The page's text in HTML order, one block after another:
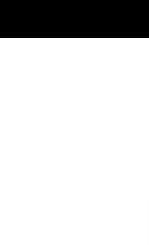
springen